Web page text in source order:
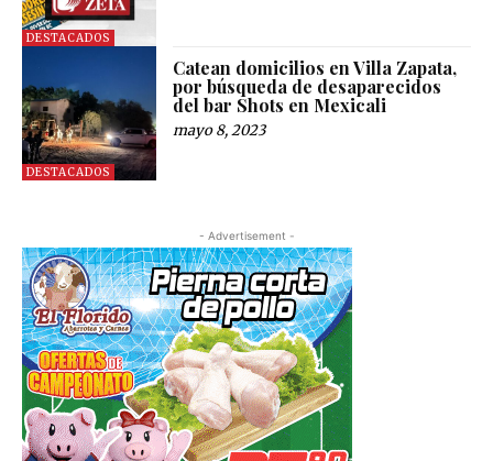
DESTACADOS
DESTACADOS
Catean domicilios en Villa Zapata,
por búsqueda de desaparecidos
del bar Shots en Mexicali
mayo 8, 2023
- Advertisement -